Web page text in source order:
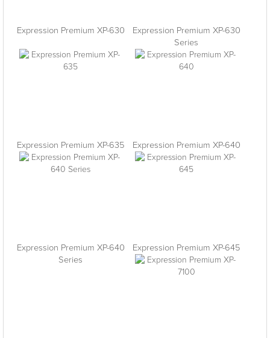
Expression Premium XP-630
Expression Premium XP-630
Series
Expression Premium XP-635 Expression Premium XP-640
Expression Premium XP-640
Series
Expression Premium XP-645